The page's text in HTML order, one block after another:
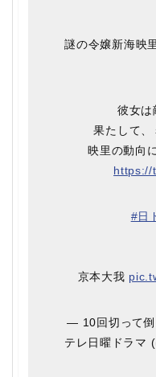
謎の令嬢新海映
彼女は
果たして、
映里の動向
https://
#日
京本大我
— 10回切って倒
テレ日曜ドラマ